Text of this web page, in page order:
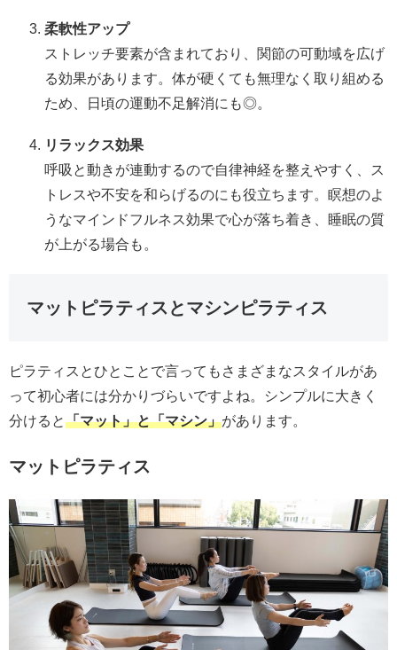
柔軟性アップ
ストレッチ要素が含まれており、関節の可動域を広げ
る効果があります。体が硬くても無理なく取り組める
ため、日頃の運動不足解消にも◎。
リラックス効果
呼吸と動きが連動するので自律神経を整えやすく、ス
トレスや不安を和らげるのにも役立ちます。瞑想のよ
うなマインドフルネス効果で心が落ち着き、睡眠の質
が上がる場合も。
マットピラティスとマシンピラティス
ピラティスとひとことで言ってもさまざまなスタイルがあ
って初心者には分かりづらいですよね。シンプルに大きく
分けると「マット」と「マシン」があります。
マットピラティス